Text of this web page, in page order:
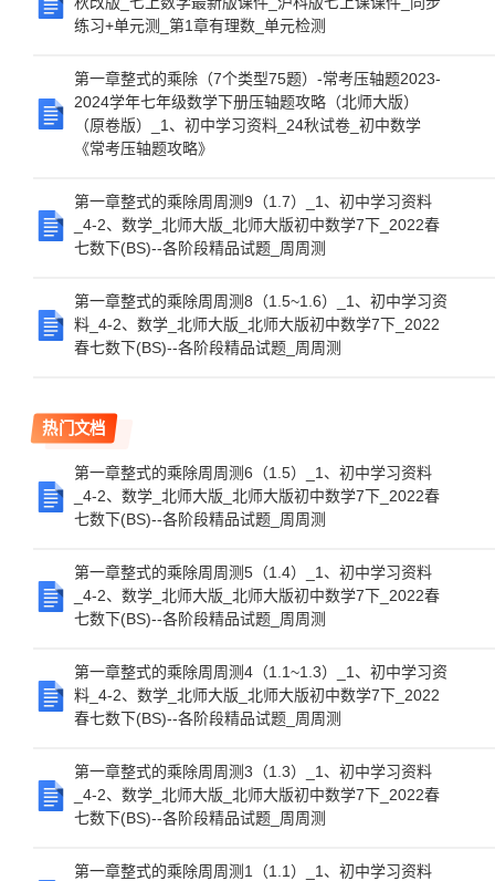
练习+单元测_第1章有理数_单元检测
第一章整式的乘除（7个类型75题）-常考压轴题2023-
2024学年七年级数学下册压轴题攻略（北师大版）
（原卷版）_1、初中学习资料_24秋试卷_初中数学
《常考压轴题攻略》
第一章整式的乘除周周测9（1.7）_1、初中学习资料
_4-2、数学_北师大版_北师大版初中数学7下_2022春
七数下(BS)--各阶段精品试题_周周测
第一章整式的乘除周周测8（1.5~1.6）_1、初中学习资
料_4-2、数学_北师大版_北师大版初中数学7下_2022
春七数下(BS)--各阶段精品试题_周周测
热门文档
第一章整式的乘除周周测6（1.5）_1、初中学习资料
_4-2、数学_北师大版_北师大版初中数学7下_2022春
七数下(BS)--各阶段精品试题_周周测
第一章整式的乘除周周测5（1.4）_1、初中学习资料
_4-2、数学_北师大版_北师大版初中数学7下_2022春
七数下(BS)--各阶段精品试题_周周测
第一章整式的乘除周周测4（1.1~1.3）_1、初中学习资
料_4-2、数学_北师大版_北师大版初中数学7下_2022
春七数下(BS)--各阶段精品试题_周周测
第一章整式的乘除周周测3（1.3）_1、初中学习资料
_4-2、数学_北师大版_北师大版初中数学7下_2022春
七数下(BS)--各阶段精品试题_周周测
第一章整式的乘除周周测1（1.1）_1、初中学习资料